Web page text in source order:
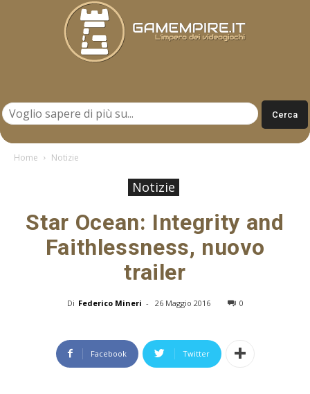
Home Notizie
Notizie
Star Ocean: Integrity and
Faithlessness, nuovo
trailer
Di Federico Mineri - 26 Maggio 2016 0
Facebook Twitter